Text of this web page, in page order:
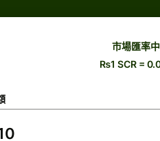
市場匯率
₨1 SCR =